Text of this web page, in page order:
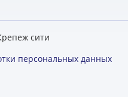
сити
персональных данных